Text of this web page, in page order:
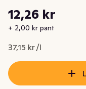
Nuvarande pris är:
12,26 kr
+ 2,00 kr pant
37,15 kr /l
Styckpris: 37,15 kr /l